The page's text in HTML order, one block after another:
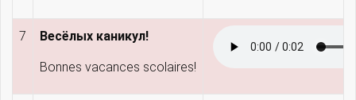
7 Весёлых каникул!
Bonnes vacances scolaires!